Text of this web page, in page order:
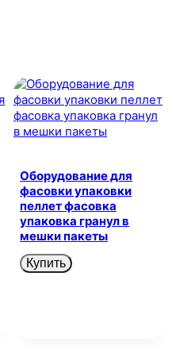
Оборудование для
фасовки упаковки
пеллет фасовка
упаковка гранул в
мешки пакеты
Купить